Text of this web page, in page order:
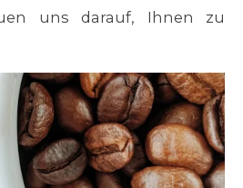
uns darauf, Ihnen zu